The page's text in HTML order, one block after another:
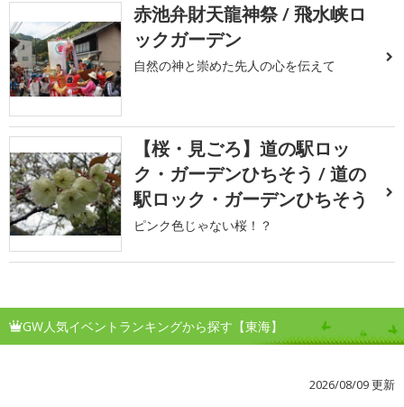
赤池弁財天龍神祭 / 飛水峡ロ
ックガーデン
自然の神と崇めた先人の心を伝えて
【桜・見ごろ】道の駅ロッ
ク・ガーデンひちそう / 道の
駅ロック・ガーデンひちそう
ピンク色じゃない桜！？
GW人気イベントランキングから探す【東海】
2026/08/09 更新